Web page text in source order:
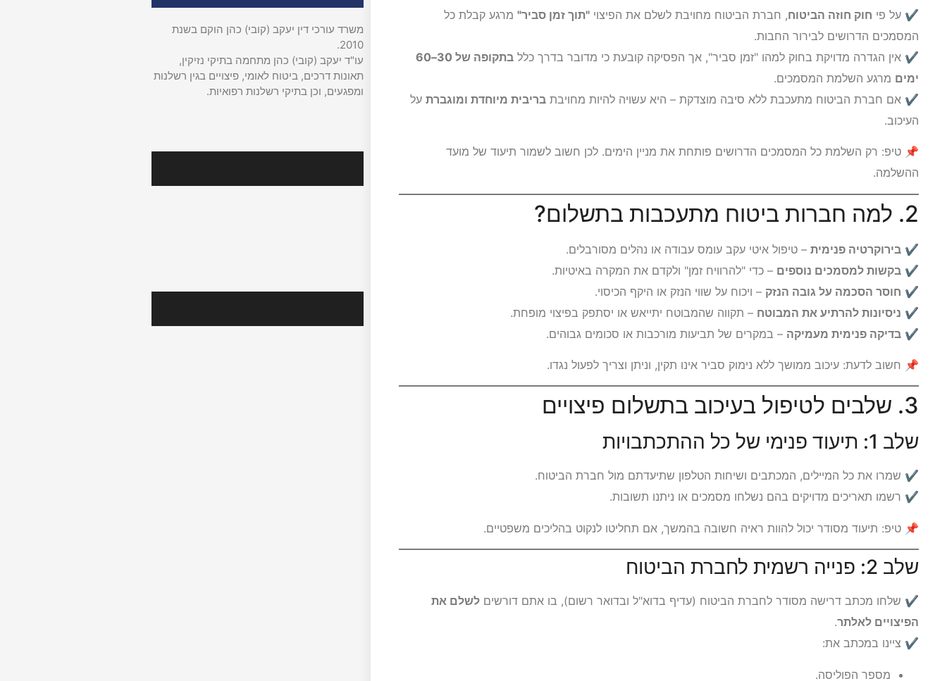
✔ על פי חוק חוזה הביטוח, חברת הביטוח מחויבת לשלם את הפיצוי "תוך זמן סביר" מרגע קבלת כל
המסמכים הדרושים לבירור החבות.
✔ אין הגדרה מדויקת בחוק למהו "זמן סביר", אך הפסיקה קובעת כי מדובר בדרך כלל
בתקופה של 30–60
ימים מרגע השלמת המסמכים.
✔ אם חברת הביטוח מתעכבת ללא סיבה מוצדקת – היא עשויה להיות מחויבת בריבית מיוחדת ומוגברת על
העיכוב.
📌 טיפ: רק השלמת כל המסמכים הדרושים פותחת את מניין הימים. לכן חשוב לשמור תיעוד של מועד
ההשלמה.
2. למה חברות ביטוח מתעכבות בתשלום?
✔ בירוקרטיה פנימית – טיפול איטי עקב עומס עבודה או נהלים מסורבלים.
✔ בקשות למסמכים נוספים – כדי "להרוויח זמן" ולקדם את המקרה באיטיות.
✔ חוסר הסכמה על גובה הנזק – ויכוח על שווי הנזק או היקף הכיסוי.
✔ ניסיונות להרתיע את המבוטח – תקווה שהמבוטח יתייאש או יסתפק בפיצוי מופחת.
✔ בדיקה פנימית מעמיקה – במקרים של תביעות מורכבות או סכומים גבוהים.
📌 חשוב לדעת: עיכוב ממושך ללא נימוק סביר אינו תקין, וניתן וצריך לפעול נגדו.
3. שלבים לטיפול בעיכוב בתשלום פיצויים
שלב 1: תיעוד פנימי של כל ההתכתבויות
✔ שמרו את כל המיילים, המכתבים ושיחות הטלפון שתיעדתם מול חברת הביטוח.
✔ רשמו תאריכים מדויקים בהם נשלחו מסמכים או ניתנו תשובות.
📌 טיפ: תיעוד מסודר יכול להוות ראיה חשובה בהמשך, אם תחליטו לנקוט בהליכים משפטיים.
שלב 2: פנייה רשמית לחברת הביטוח
✔ שלחו מכתב דרישה מסודר לחברת הביטוח (עדיף בדוא"ל ובדואר רשום), בו אתם דורשים לשלם את
הפיצויים לאלתר.
✔ ציינו במכתב את:
מספר הפוליסה.
משרד עורכי דין יעקב (קובי) כהן הוקם בשנת
2010.
עו"ד יעקב (קובי) כהן מתחמה בתיקי נזיקין,
תאונות דרכים, ביטוח לאומי, פיצויים בגין רשלנות
ומפגעים, וכן בתיקי רשלנות רפואיות.